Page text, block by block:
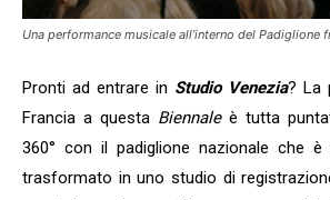
Una performance musicale all’interno del Padiglione
Pronti ad entrare in Studio Venezia? La
Francia a questa Biennaleè tutta
360° con il padiglione nazionale che
trasformato in uno studio di